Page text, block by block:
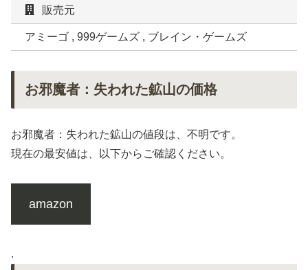
販売元
アミーゴ , 999ゲームズ , ブレイン・ゲームズ
お邪魔者：失われた鉱山の価格
お邪魔者：失われた鉱山の値段は、不明です。
現在の最安値は、以下からご確認ください。
amazon
.